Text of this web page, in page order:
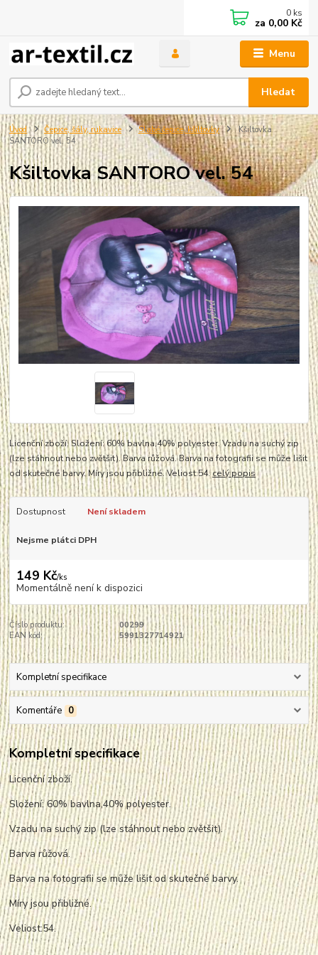
Menu
Hledat
0 ks
za 0,00 Kč
Úvod Čepice, šály, rukavice Slabé čepice, kšiltovky
Kšiltovka
SANTORO vel. 54
Kšiltovka SANTORO vel. 54
Licenční zboží. Složení: 60% bavlna,40% polyester. Vzadu na suchý zip
(lze stáhnout nebo zvětšit). Barva růžová. Barva na fotografii se může lišit
od skutečné barvy. Míry jsou přibližné. Veliost:54.celý popis
Dostupnost Není skladem
Nejsme plátci DPH
149 Kč/ks
Momentálně není k dispozici
Číslo produktu:
00299
EAN kód:
5991327714921
Kompletní specifikace
Komentáře 0
Kompletní specifikace
Licenční zboží.
Složení: 60% bavlna,40% polyester.
Vzadu na suchý zip (lze stáhnout nebo zvětšit).
Barva růžová.
Barva na fotografii se může lišit od skutečné barvy.
Míry jsou přibližné.
Veliost:54.